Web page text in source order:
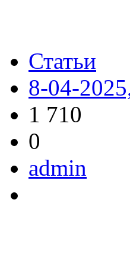
Статьи
8-04-
1 710
0
admin